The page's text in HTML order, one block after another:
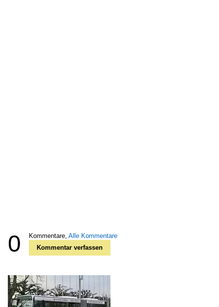
0 Kommentare, Alle Kommentare
Kommentar verfassen